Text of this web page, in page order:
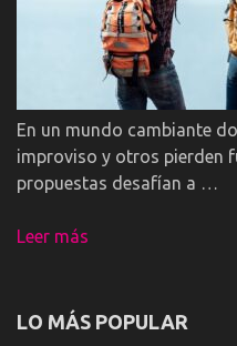
En un mundo cambiante
improviso y otros pierden
propuestas desafían a …
Leer más
LO MÁS POPULAR